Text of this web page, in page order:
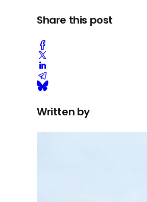
Share this post
Written by